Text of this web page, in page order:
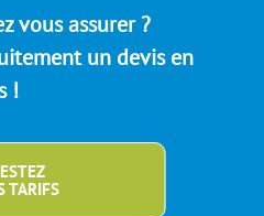
vous assurer ?
un devis en
!
TARIFS